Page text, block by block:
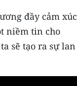
đầy cảm xúc
niềm tin cho
sẽ tạo ra sự lan